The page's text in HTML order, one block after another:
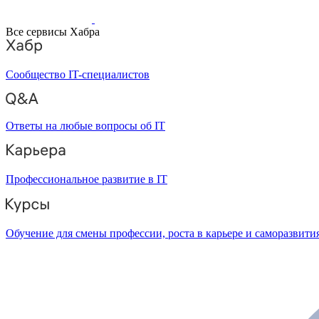
Все сервисы Хабра
Сообщество IT-специалистов
Ответы на любые вопросы об IT
Профессиональное развитие в IT
Обучение для смены профессии, роста в карьере и